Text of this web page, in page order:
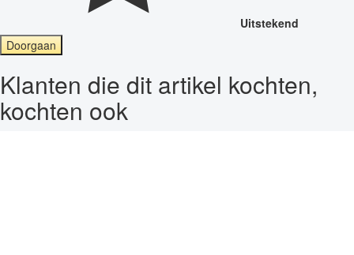
Uitstekend
Doorgaan
Klanten die dit artikel kochten,
kochten ook